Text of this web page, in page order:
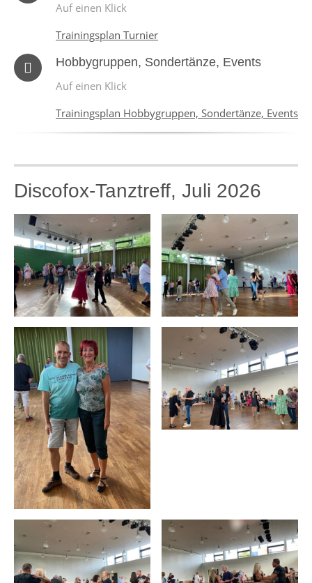
Auf einen Klick
Trainingsplan Turnier
Hobbygruppen, Sondertänze, Events
Auf einen Klick
Trainingsplan Hobbygruppen, Sondertänze, Events
Discofox-Tanztreff, Juli 2026